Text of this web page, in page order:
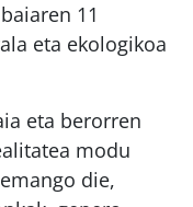
11
eta ekologikoa
eta berorren
modu
die,